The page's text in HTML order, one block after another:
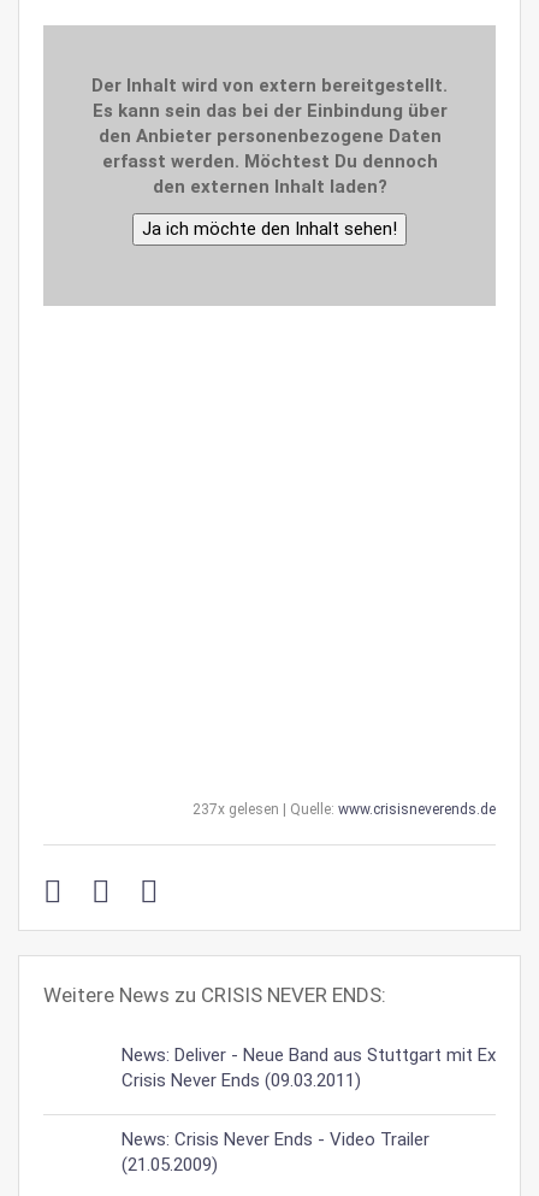
Der Inhalt wird von extern bereitgestellt.
Es kann sein das bei der Einbindung über
den Anbieter personenbezogene Daten
erfasst werden. Möchtest Du dennoch
den externen Inhalt laden?
Ja ich möchte den Inhalt sehen!
237x gelesen | Quelle: www.crisisneverends.de
Weitere News zu CRISIS NEVER ENDS:
News: Deliver - Neue Band aus Stuttgart mit Ex
Crisis Never Ends (09.03.2011)
News: Crisis Never Ends - Video Trailer
(21.05.2009)